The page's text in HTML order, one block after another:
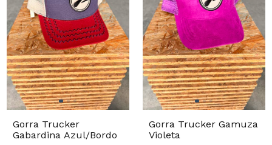
Gorra Trucker
Gabardina Azul/Bordo
Gorra Trucker Gamuza
Violeta